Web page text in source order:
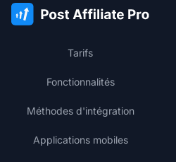
Tarifs
Fonctionnalités
Méthodes d'intégration
Applications mobiles